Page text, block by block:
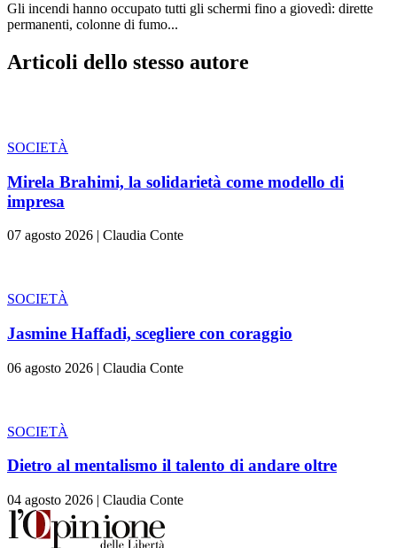
Gli incendi hanno occupato tutti gli schermi fino a giovedì: dirette
permanenti, colonne di fumo...
Articoli dello stesso autore
SOCIETÀ
Mirela Brahimi, la solidarietà come modello di
impresa
07 agosto 2026 | Claudia Conte
SOCIETÀ
Jasmine Haffadi, scegliere con coraggio
06 agosto 2026 | Claudia Conte
SOCIETÀ
Dietro al mentalismo il talento di andare oltre
04 agosto 2026 | Claudia Conte